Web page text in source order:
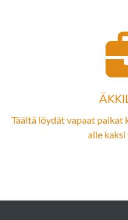
Täältä löydät vapaat paikat
alle